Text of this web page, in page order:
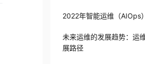
2022年智能运维（AIOps
未来运维的发展趋势：运
展路径